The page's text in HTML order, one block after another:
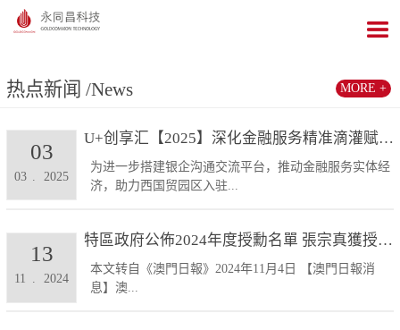
热点新闻 /News
U+创享汇【2025】深化金融服务精准滴灌赋能发展...
为进一步搭建银企沟通交流平台，推动金融服务实体经
济，助力西国贸园区入驻...
03 2025
03
特區政府公佈2024年度授勳名單 張宗真獲授予專業...
本文转自《澳門日報》2024年11月4日 【澳門日報消
息】澳...
11 2024
13
MORE +